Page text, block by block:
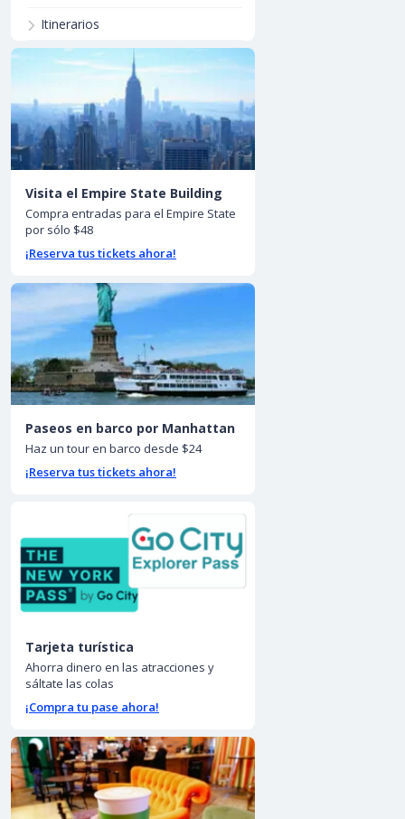
Itinerarios
Visita el Empire State Building
Compra entradas para el Empire State
por sólo $48
¡Reserva tus tickets ahora!
Paseos en barco por Manhattan
Haz un tour en barco desde $24
¡Reserva tus tickets ahora!
Tarjeta turística
Ahorra dinero en las atracciones y
sáltate las colas
¡Compra tu pase ahora!